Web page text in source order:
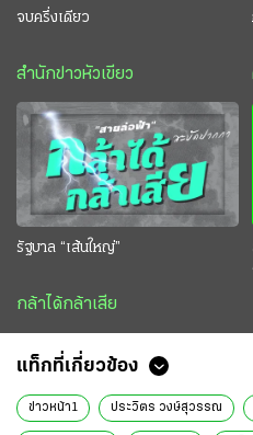
จบครึ่งเดียว
สำนักข่าวหัวเขียว
รัฐบาล “เส้นใหญ่”
กล้าได้กล้าเสีย
แท็กที่เกี่ยวข้อง
ข่าวหน้า1 ประวิตร วงษ์สุวรรณ